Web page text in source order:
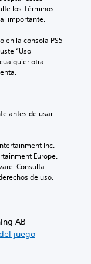
los Términos
importante.
en la consola PS5
“Uso
otra
Inc.
Europe.
Consulta
de uso.
AB
juego